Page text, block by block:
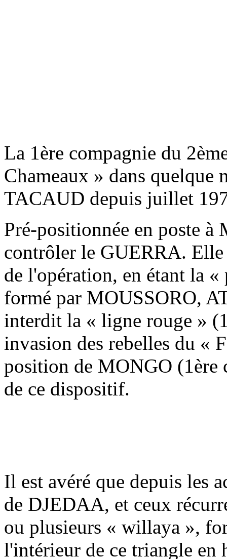
La 1ère compagnie du
Chameaux » dans quelque
TACAUD depuis juillet
Pré-positionnée en poste à
contrôler le GUERRA.
de l'opération, en étant la
formé par MOUSSORO,
interdit la « ligne rouge »
invasion des rebelles du «
position de MONGO (1ère
de ce dispositif.
Il est avéré que depuis les
de DJEDAA, et ceux
ou plusieurs « willaya »,
l'intérieur de ce triangle en